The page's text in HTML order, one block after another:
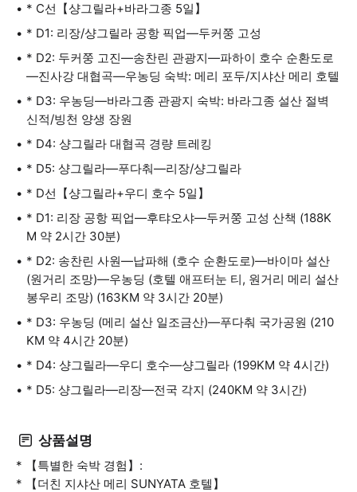
* C선【샹그릴라+바라그종 5일】
* D1: 리장/샹그릴라 공항 픽업—두커쭝 고성
* D2: 두커쭝 고진—송찬린 관광지—파하이 호수 순환도로
—진사강 대협곡—우농딩 숙박: 메리 포두/지샤산 메리 호텔
* D3: 우농딩—바라그종 관광지 숙박: 바라그종 설산 절벽
신적/빙천 양생 장원
* D4: 샹그릴라 대협곡 경량 트레킹
* D5: 샹그릴라—푸다춰—리장/샹그릴라
* D선【샹그릴라+우디 호수 5일】
* D1: 리장 공항 픽업—후탸오샤—두커쭝 고성 산책 (188K
M 약 2시간 30분)
* D2: 송찬린 사원—납파해 (호수 순환도로)—바이마 설산
(원거리 조망)—우농딩 (호텔 애프터눈 티, 원거리 메리 설산
봉우리 조망) (163KM 약 3시간 20분)
* D3: 우농딩 (메리 설산 일조금산)—푸다춰 국가공원 (210
KM 약 4시간 20분)
* D4: 샹그릴라—우디 호수—샹그릴라 (199KM 약 4시간)
* D5: 샹그릴라—리장—전국 각지 (240KM 약 3시간)
상품설명
* 【특별한 숙박 경험】:
* 【더친 지샤산 메리 SUNYATA 호텔】